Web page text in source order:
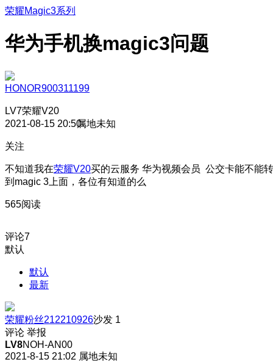
荣耀Magic3系列
华为手机换magic3问题
HONOR900311199
LV7荣耀V20
2021-08-15 20:50属地未知
关注
不知道我在荣耀V20买的云服务 华为视频会员 公交卡能不能转
到magic 3上面，各位有知道的么
565阅读
评论7
默认
默认
最新
荣耀粉丝212210926沙发 1
评论 举报
LV8NOH-AN00
2021-8-15 21:02 属地未知